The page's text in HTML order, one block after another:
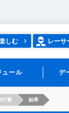
しむ レーサ
ュール デ
行賞 結果